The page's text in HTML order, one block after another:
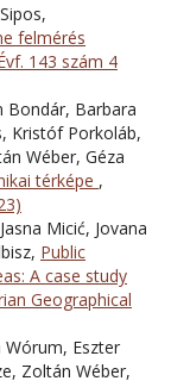
felmérés
143 szám 4
Bondár, Barbara
Kristóf Porkoláb,
Wéber, Géza
térképe ,
Micić, Jovana
Public
A case study
Geographical
Wórum, Eszter
Zoltán Wéber,